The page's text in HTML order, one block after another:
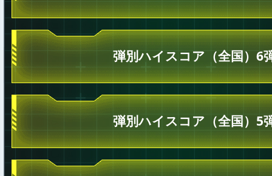
弾別ハイスコア（全国）6
弾別ハイスコア（全国）5